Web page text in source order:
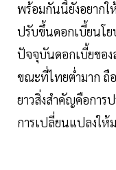
พร้อมกันนี้ยังอยากใ
ปรับขึ้นดอกเบี้ยนโย
ปัจจุบันดอกเบี้ยขอ
ขณะที่ไทยต่ำมาก ถื
ยาวสิ่งสำคัญคือการ
การเปลี่ยนแปลงให้